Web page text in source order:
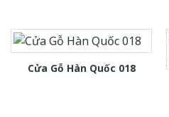
Cửa Gỗ Hàn Quốc 018